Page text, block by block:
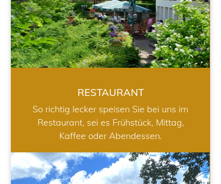
RESTAURANT
So richtig lecker speisen Sie bei uns im
Restaurant, sei es Frühstück, Mittag,
Kaffee oder Abendessen.